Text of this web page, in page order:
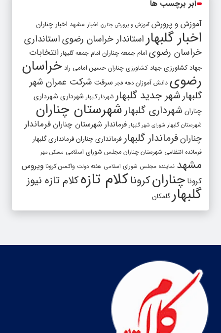
ابر برچسب ها
آموزش و پرورش آموزش و پرورش چنارن اخبار مشهد اخبار چناران
اخبار گلبهار استاندار خراسان رضویاستانداری
خراسان رضوی امام جمعه چناران امام جمعه گلبهار انتخابات
جهاد کشاورزی جهاد کشاورزی چناران حسین امامی راد خراسان
رضوی دانش آموزان دهه فجر سرقت شرکت عمران شهر
گلبهارشهر جدید گلبهار شهردار گلبهار شهرداری شهرداری
چناران شهرداری گلبهارشهرستان چناران
شهرستان گلبهار شورای شهر گلبهار فرماندار شهرستان چناران فرماندار
چنارانفرماندار گلبهار فرمانداری چنارانفرمانداری گلبهار
فرمانده انتظامی شهرستان چناران مجلس شورای اسلامی مسکن مهر
مشهد نماینده مجلس شورای اسلامی هفته دولت واکسن کرونا ویروس
کرونا چنارانکروناکلام تازهکلام تازه نیوز
گلبهارگلمکان